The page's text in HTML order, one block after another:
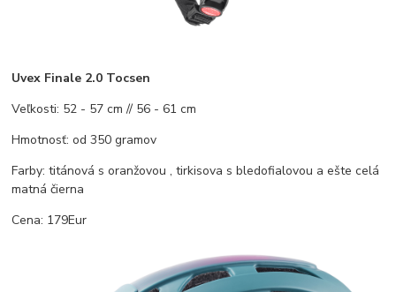
Uvex Finale 2.0 Tocsen
Veľkosti: 52 - 57 cm // 56 - 61 cm
Hmotnosť: od 350 gramov
Farby: titánová s oranžovou , tirkisova s bledofialovou a ešte celá
matná čierna
Cena: 179Eur